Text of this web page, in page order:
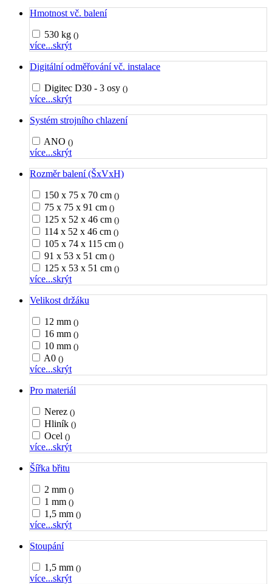
Hmotnost vč. balení
530 kg ()
více...skrýt
Digitální odměřování vč. instalace
Digitec D30 - 3 osy ()
více...skrýt
Systém strojního chlazení
ANO ()
více...skrýt
Rozměr balení (ŠxVxH)
150 x 75 x 70 cm ()
75 x 75 x 91 cm ()
125 x 52 x 46 cm ()
114 x 52 x 46 cm ()
105 x 74 x 115 cm ()
91 x 53 x 51 cm ()
125 x 53 x 51 cm ()
více...skrýt
Velikost držáku
12 mm ()
16 mm ()
10 mm ()
A0 ()
více...skrýt
Pro materiál
Nerez ()
Hliník ()
Ocel ()
více...skrýt
Šířka břitu
2 mm ()
1 mm ()
1,5 mm ()
více...skrýt
Stoupání
1,5 mm ()
více...skrýt